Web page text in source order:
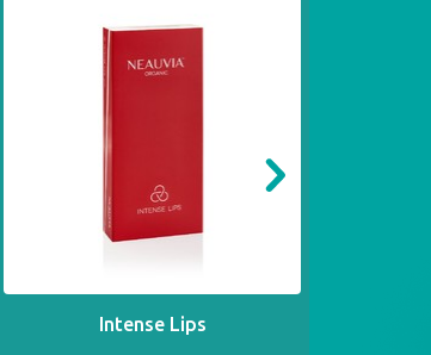
Intense Lips